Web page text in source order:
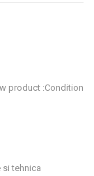
Condition:
product
si tehnica